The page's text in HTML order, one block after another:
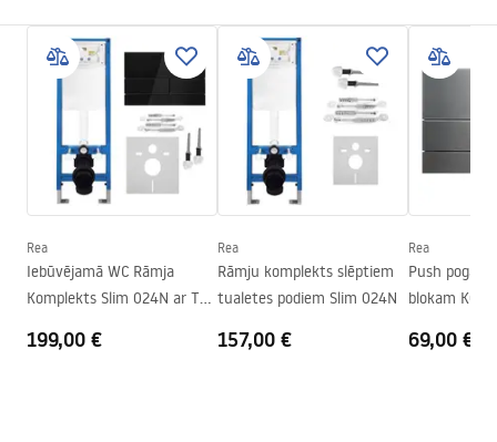
Krāsa
Melns/Zelts
Apdare
Spīdīgs
Santehnikas keramika
Garums
495
Platums
370mm
Augstums
355 mm
Montāžas skrūvju atstarpe
Vāks iekļauts komplektā
Jā, melna
Atest
ATEST-higieniczny.pdf
Installation instructions
instrukcja-montażu-misy-wc-video.mp4
Uzstādīšanas instrukcijas
Rea
Iebūvējamā WC Rāmja
Komplekts Slim 024N ar T
199,00 €
Rea
Rāmju komplekts slēptiem
tualetes podiem Slim 024N
157,00 €
Rea
Push poga
blokam
69,00 €